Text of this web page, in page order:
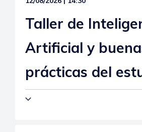
Taller de
Artificial y
prácticas del